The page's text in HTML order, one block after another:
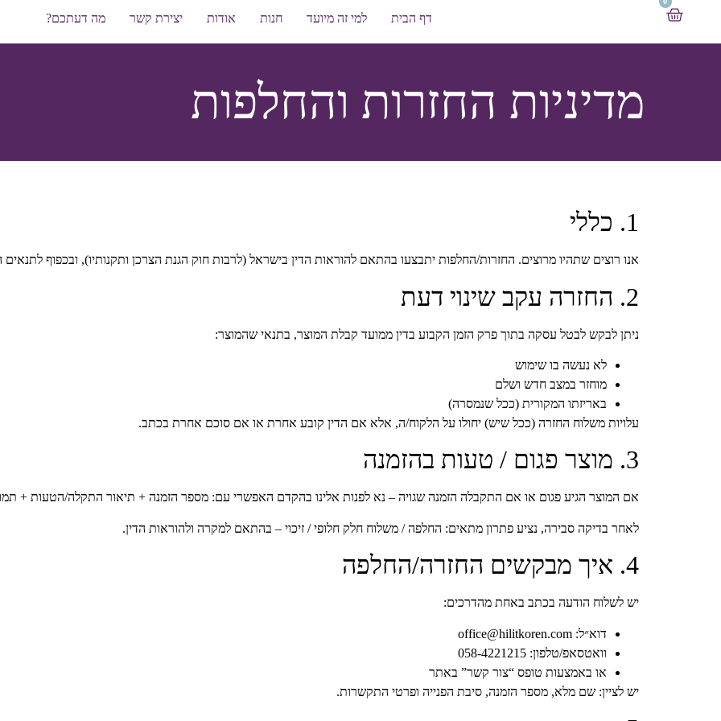
דף הבית למי זה מיועד חנות אודות יצירת קשר מה דעתכם?
מדיניות החזרות והחלפות
1. כללי
אנו רוצים שתהיו מרוצים. החזרות/החלפות יתבצעו בהתאם להוראות הדין בישראל (לרבות חוק הגנת הצרכן ותקנותיו), ובכפוף
2. החזרה עקב שינוי דעת
ניתן לבקש לבטל עסקה בתוך פרק הזמן הקבוע בדין ממועד קבלת המוצר, בתנאי שהמוצר:
לא נעשה בו שימוש
מוחזר במצב חדש ושלם
באריזתו המקורית (ככל שנמסרה)
עלויות משלוח החזרה (ככל שיש) יחולו על הלקוח/ה, אלא אם הדין קובע אחרת או אם סוכם אחרת בכתב.
3. מוצר פגום / טעות בהזמנה
אם המוצר הגיע פגום או אם התקבלה הזמנה שגויה – נא לפנות אלינו בהקדם האפשרי עם: מספר הזמנה + תיאור התקלה/הטעות +
לאחר בדיקה סבירה, נציע פתרון מתאים: החלפה / משלוח חלק חלופי / זיכוי – בהתאם למקרה ולהוראות הדין.
4. איך מבקשים החזרה/החלפה
יש לשלוח הודעה בכתב באחת מהדרכים:
דוא״ל: office@hilitkoren.com
וואטסאפ/טלפון: 058-4221215
או באמצעות טופס “צור קשר” באתר
יש לציין: שם מלא, מספר הזמנה, סיבת הפנייה ופרטי התקשרות.